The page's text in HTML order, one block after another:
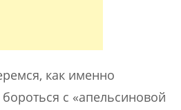
как именно
с «апельсиновой